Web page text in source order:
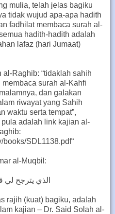
mulia, telah jelas bagiku
tidak wujud apa-apa hadith
fadhilat membaca surah al-
hadith-hadith adalah
lafaz (hari Jumaat)
al-Raghib: “tidaklah sahih
surah al-Kahfi
dan galakan
riwayat yang Sahih
waktu serta tempat”,
adalah link kajian al-
books/SDL1138.pdf“
al-Muqbil:
الذي يترجح لي
rajih (kuat) bagiku, adalah
kajian – Dr. Said Solah al-